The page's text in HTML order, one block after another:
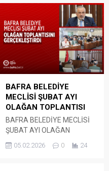
Uluslararası Kapıkaya Doğa
Sporları ve Kültür Festivali,
unutulmaz anılar ile sona
erdi. Beş gün boyunca doğa,
spor, kültür ve müziği aynı
çatı altında buluşturarak
binlerce ziyaretçiye ev
sahipliği yapan Kapıkaya
Fest; çok yönlü programı,
renkli...
BAFRA BELEDİYE
MECLİSİ ŞUBAT AYI
OLAĞAN TOPLANTISI
BAFRA BELEDİYE MECLİSİ
ŞUBAT AYI OLAĞAN
GERÇEKLEŞTİRDİ
05.02.2026 0 24